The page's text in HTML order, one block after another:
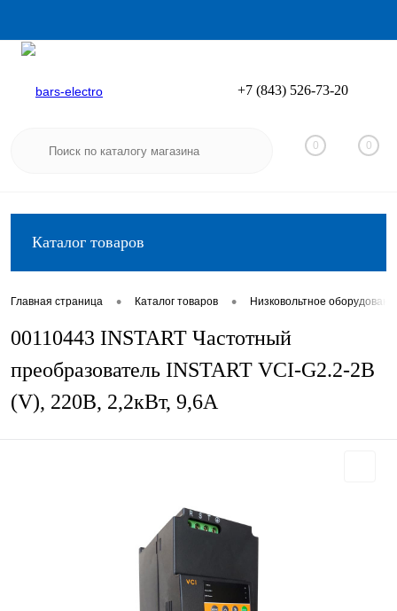
Вход
+7 (843) 526-73-20
0 0
Каталог товаров
Главная страница • Каталог товаров • Низковольтное
00110443 INSTART Частотный
преобразователь INSTART VCI-G2.2-2B
(V), 220В, 2,2кВт, 9,6А